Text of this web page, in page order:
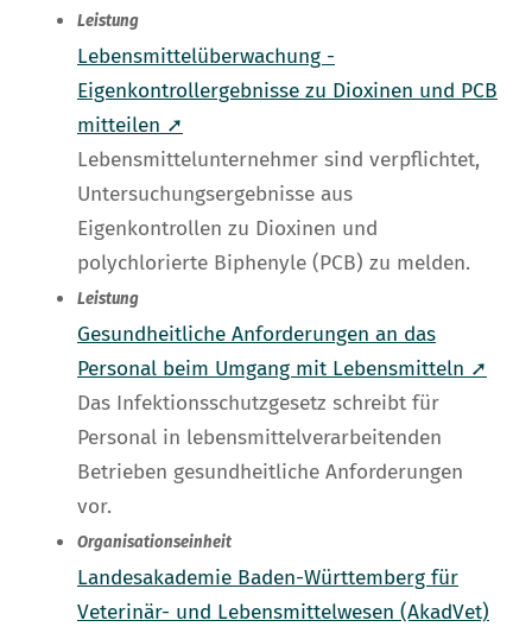
Leistung
Lebensmittelüberwachung -
Eigenkontrollergebnisse zu Dioxinen und PCB
mitteilen ➚
Lebensmittelunternehmer sind verpflichtet,
Untersuchungsergebnisse aus
Eigenkontrollen zu Dioxinen und
polychlorierte Biphenyle (PCB) zu melden.
Leistung
Gesundheitliche Anforderungen an das
Personal beim Umgang mit Lebensmitteln ➚
Das Infektionsschutzgesetz schreibt für
Personal in lebensmittelverarbeitenden
Betrieben gesundheitliche Anforderungen
vor.
Organisationseinheit
Landesakademie Baden-Württemberg für
Veterinär- und Lebensmittelwesen (AkadVet)